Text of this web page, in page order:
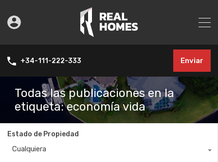
+34-111-222-333 Enviar
Todas las publicaciones en la
etiqueta: economía vida
Estado de Propiedad
Cualquiera